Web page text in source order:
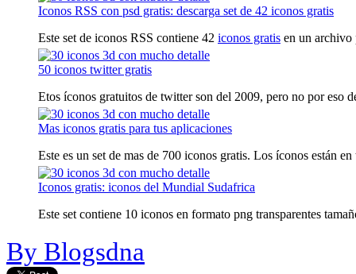
Iconos RSS con psd gratis: descarga set de 42 iconos gratis
Este set de iconos RSS contiene 42 iconos gratis en un archivo
50 iconos twitter gratis
Etos íconos gratuitos de twitter son del 2009, pero no por eso
Mas iconos gratis para tus aplicaciones
Este es un set de mas de 700 iconos gratis. Los íconos están
Iconos gratis: iconos del Mundial Sudafrica
Este set contiene 10 iconos en formato png transparentes
By Blogsdna